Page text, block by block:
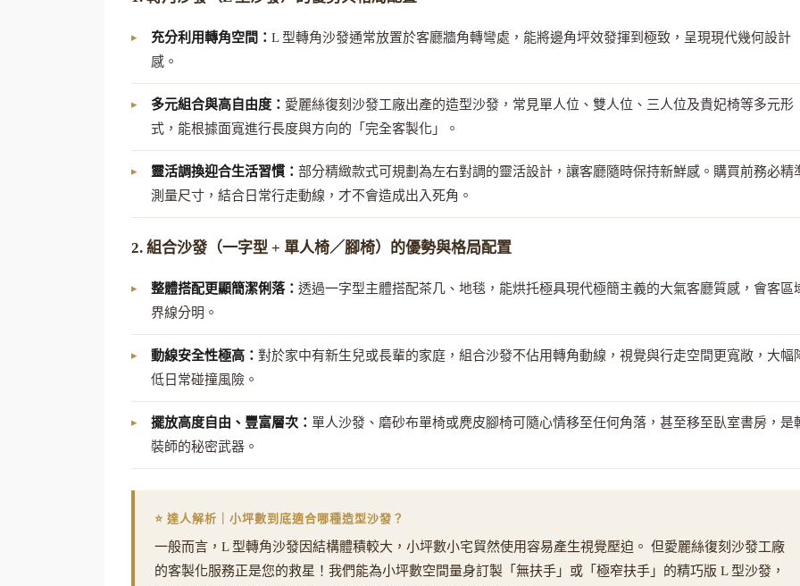
充分利用轉角空間： L 型轉角沙發通常放置於客廳牆角轉彎處，能將邊角坪效發揮到極致，呈現現代幾何設計
感。
多元組合與高自由度： 愛麗絲復刻沙發工廠出產的造型沙發，常見單人位、雙人位、三人位及貴妃椅等多元形
式，能根據面寬進行長度與方向的「完全客製化」。
靈活調換迎合生活習慣： 部分精緻款式可規劃為左右對調的靈活設計，讓客廳隨時保持新鮮感。購買前務必精
測量尺寸，結合日常行走動線，才不會造成出入死角。
2. 組合沙發（一字型 + 單人椅／腳椅）的優勢與格局配置
整體搭配更顯簡潔俐落： 透過一字型主體搭配茶几、地毯，能烘托極具現代極簡主義的大氣客廳質感，會客區
界線分明。
動線安全性極高： 對於家中有新生兒或長輩的家庭，組合沙發不佔用轉角動線，視覺與行走空間更寬敞，大幅
低日常碰撞風險。
擺放高度自由、豐富層次： 單人沙發、磨砂布單椅或麂皮腳椅可隨心情移至任何角落，甚至移至臥室書房，是
裝師的秘密武器。
⭐ 達人解析｜小坪數到底適合哪種造型沙發？
一般而言，L 型轉角沙發因結構體積較大，小坪數小宅貿然使用容易產生視覺壓迫。 但愛麗絲復刻沙發工廠
的客製化服務正是您的救星！我們能為小坪數空間量身訂製「無扶手」或「極窄扶手」的精巧版 L 型沙發，